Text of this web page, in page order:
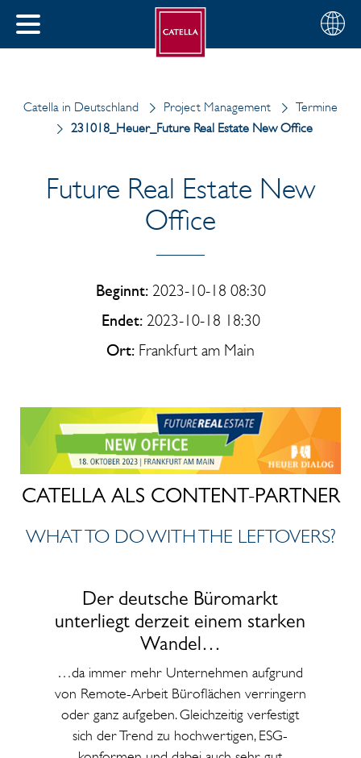
SCHLIESSEN
Wählen
Sie
Deutsch
Catella in Deutschland Project Management
Termine
231018_Heuer_Future Real Estate New Office
Future Real Estate New
Office
Beginnt:2023-10-18 08:30
Endet:2023-10-18 18:30
Ort: Frankfurt am Main
CATELLA ALS CONTENT-PARTNER
WHAT TO DO WITH THE LEFTOVERS?
Der deutsche Büromarkt
unterliegt derzeit einem starken
Wandel…
…da immer mehr Unternehmen aufgrund
von Remote-Arbeit Büroflächen verringern
oder ganz aufgeben. Gleichzeitig verfestigt
sich der Trend zu hochwertigen, ESG-